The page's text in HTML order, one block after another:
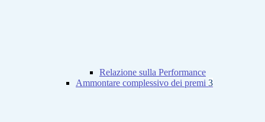
Relazione sulla Performance
Ammontare complessivo dei premi 3